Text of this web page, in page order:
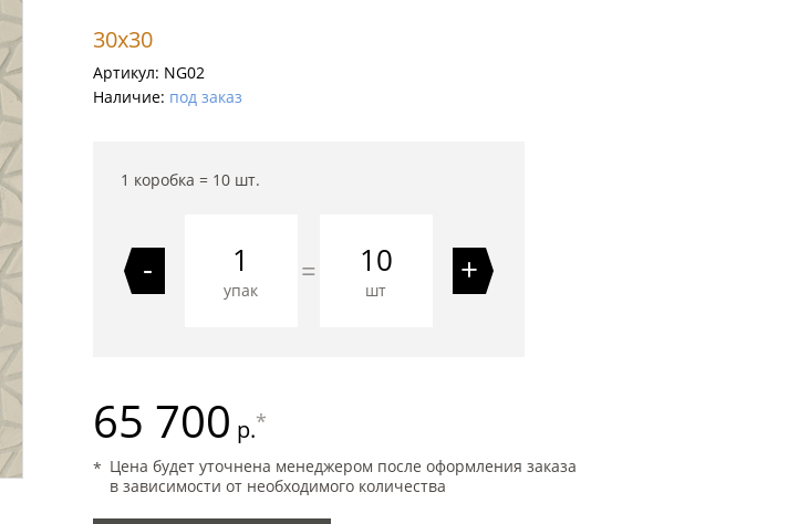
30x30
Артикул: NG02
Наличие: под заказ
1 коробка = 10шт.
-
упак
= 10
шт
+
65 700 р.*
Цена будет уточнена менеджером после оформления заказа
в зависимости от необходимого количества